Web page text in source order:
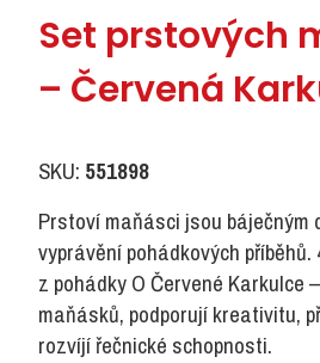
Set prstových
– Červená
SKU: 551898
Prstoví maňásci jsou báječným
vyprávění pohádkových
z pohádky O Červené Karkulce
maňásků, podporují kreativitu,
rozvíjí řečnické schopnosti.